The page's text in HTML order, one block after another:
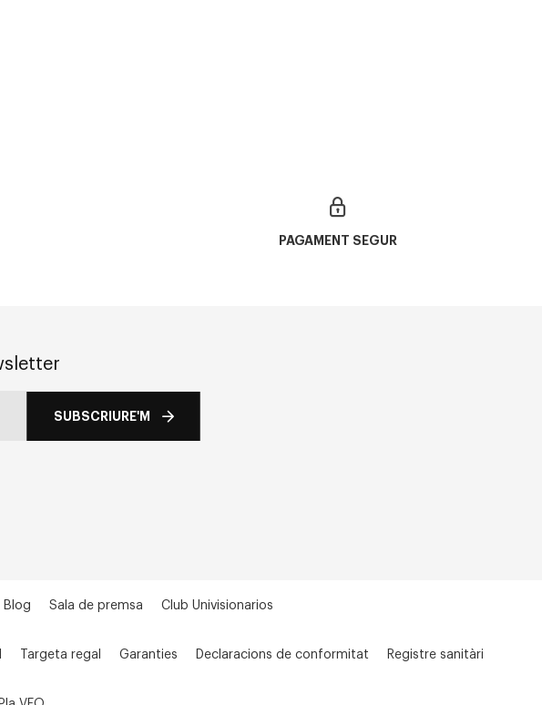
PAGAMENT SEGUR
SUBSCRIURE'M
Blog Sala de premsa Club Univisionarios
Targeta regal Garanties Declaracions de conformitat Registre sanitàri